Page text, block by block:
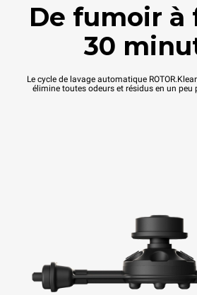
De fumoir à
30
Le cycle de lavage automatique
élimine toutes odeurs et résidus en un peu